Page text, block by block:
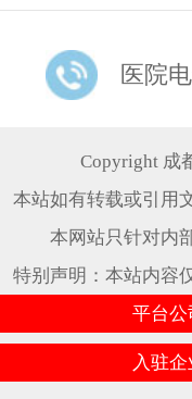
医院
Copyright 成
本站如有转载或引用
本网站只针对内
特别声明：本站内容
平台
入驻